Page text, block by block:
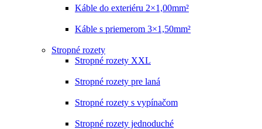
Káble do exteriéru 2×1,00mm²
Káble s priemerom 3×1,50mm²
Stropné rozety
Stropné rozety XXL
Stropné rozety pre laná
Stropné rozety s vypínačom
Stropné rozety jednoduché